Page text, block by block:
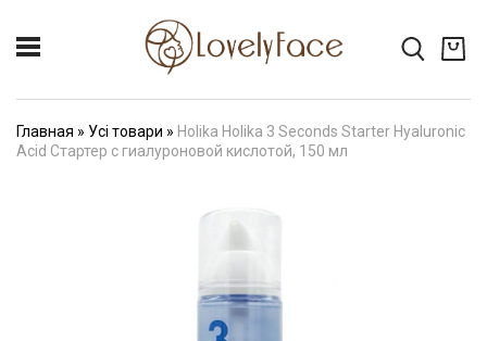
Главная » Усі товари » Holika Holika 3 Seconds Starter Hyaluronic
Acid Стартер с гиалуроновой кислотой, 150 мл